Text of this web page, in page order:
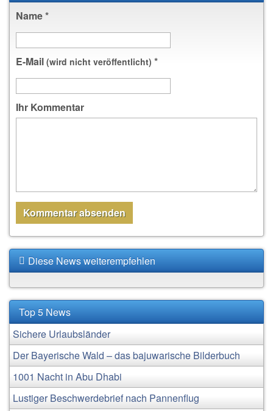
Name*
E-Mail (wird nicht veröffentlicht) *
Ihr Kommentar
Diese News weiterempfehlen
Top 5 News
Sichere Urlaubsländer
Der Bayerische Wald – das bajuwarische Bilderbuch
1001 Nacht in Abu Dhabi
Lustiger Beschwerdebrief nach Pannenflug